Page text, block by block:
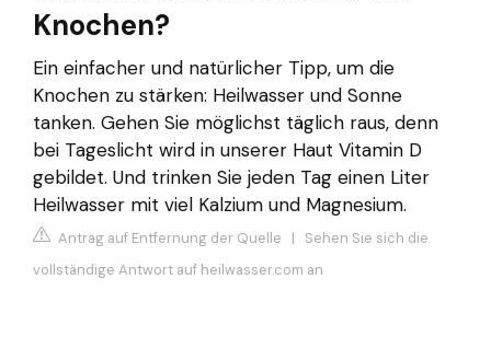
Knochen?
Ein einfacher und natürlicher Tipp, um die
Knochen zu stärken: Heilwasser und Sonne
tanken. Gehen Sie möglichst täglich raus, denn
bei Tageslicht wird in unserer Haut Vitamin D
gebildet. Und trinken Sie jeden Tag einen Liter
Heilwasser mit viel Kalzium und Magnesium.
Antrag auf Entfernung der Quelle | Sehen Sie sich die
vollständige Antwort auf heilwasser.com an